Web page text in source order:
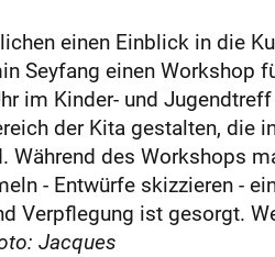
einen Einblick in die
Seyfang einen Workshop
im Kinder- und
der Kita gestalten, die
Während des Workshops
- Entwürfe skizzieren -
Verpflegung ist gesorgt.
Jacques